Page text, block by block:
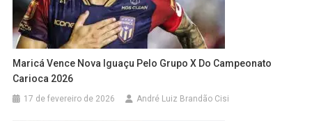
Maricá Vence Nova Iguaçu Pelo Grupo X Do Campeonato
Carioca 2026
17 de fevereiro de 2026 André Luiz Brandão Cisi